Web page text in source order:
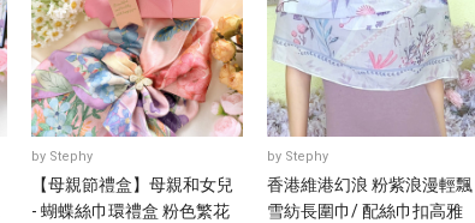
by Stephy
【母親節禮盒】母親和女兒
- 蝴蝶絲巾環禮盒 粉色繁花
by Stephy
香港維港幻浪 粉紫浪漫輕飄
雪紡長圍巾/ 配絲巾扣高雅